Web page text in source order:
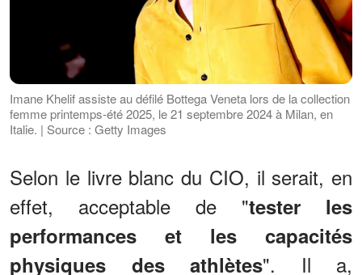
Imane Khelif assiste au défilé Bottega Veneta lors de la collection
femme printemps-été 2025, le 21 septembre 2024 à Milan, en
Italie. | Source : Getty Images
Selon le livre blanc du CIO, il serait, en
effet, acceptable de "tester les
performances et les capacités
physiques des athlètes". Il a,